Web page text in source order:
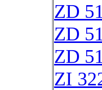
ZD
ZD
ZD
ZI